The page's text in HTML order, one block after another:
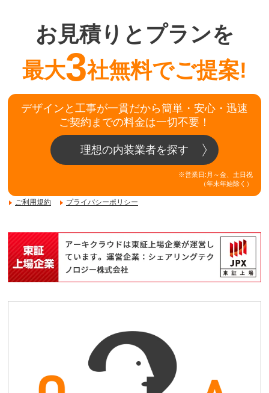
お見積りとプランを
最大3社無料でご提案!
デザインと工事が一貫だから簡単・安心・迅速
ご契約までの料金は一切不要！
理想の内装業者を探す
※営業日:月～金、土日祝
（年末年始除く）
ご利用規約 プライバシーポリシー